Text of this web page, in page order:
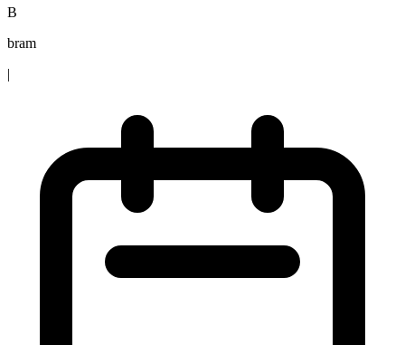
B
bram
|